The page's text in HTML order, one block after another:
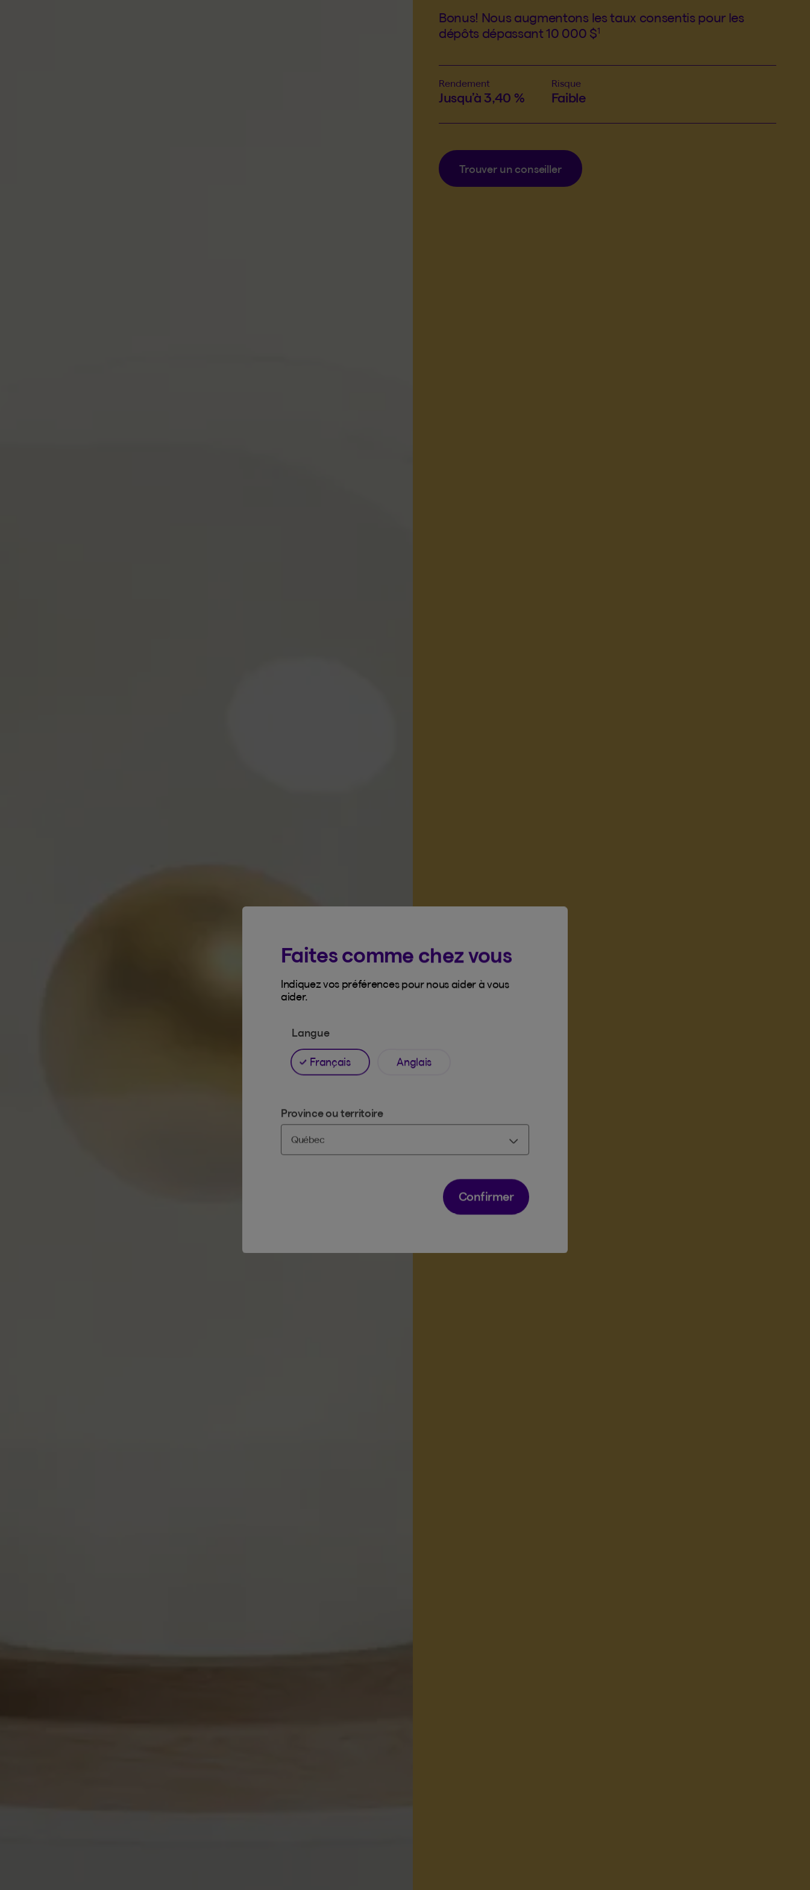
Bonus! Nous augmentons les taux consentis pour les
dépôts dépassant 10 000 $1
Rendement
Jusqu’à 3,40 %
Risque
Faible
Trouver un conseiller
Faites comme chez vous
Indiquez vos préférences pour nous aider à vous
aider.
Langue
Français Anglais
Province ou territoire
Confirmer